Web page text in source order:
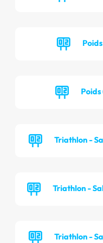
Triathlon -
Triathlon -
Triathlon -